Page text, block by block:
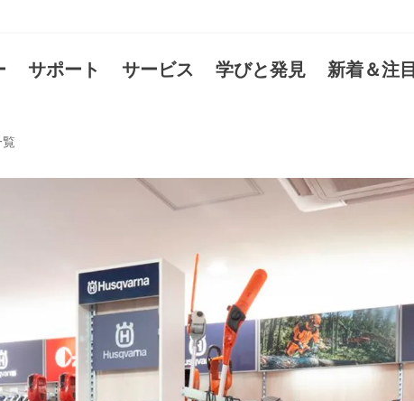
サポート サービス 学びと発見 新着＆注目